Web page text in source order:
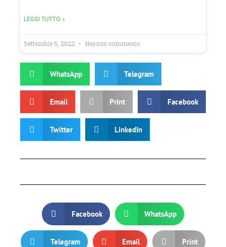
LEGGI TUTTO »
Settembre 5, 2022 Nessun commento
WhatsApp Telegram
Email Print Facebook
Twitter LinkedIn
Facebook WhatsApp
Telegram Email Print